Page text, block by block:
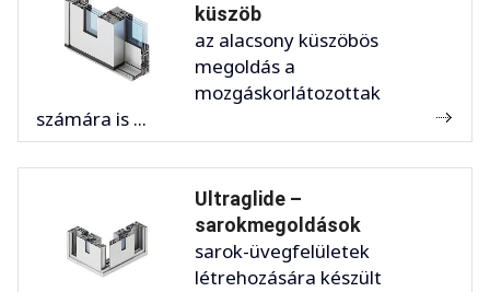
küszöb
az alacsony küszöbös
megoldás a
mozgáskorlátozottak
számára is ...
Ultraglide –
sarokmegoldások
sarok-üvegfelületek
létrehozására készült